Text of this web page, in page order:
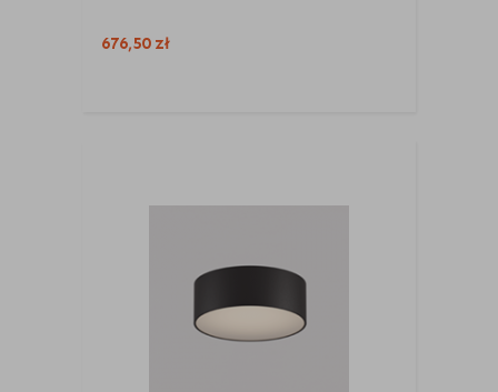
676,50 zł